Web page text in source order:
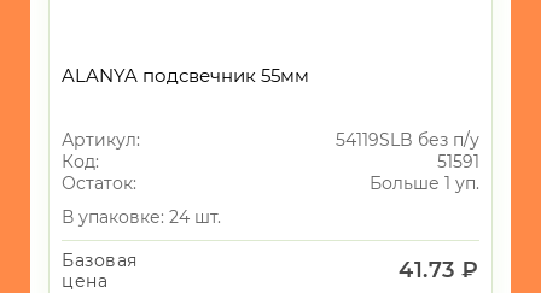
ALANYA подсвечник 55мм
Артикул:
54119SLB без п/у
Код:
51591
Остаток:
Больше 1 уп.
В упаковке: 24 шт.
Базовая
цена
41.73 ₽